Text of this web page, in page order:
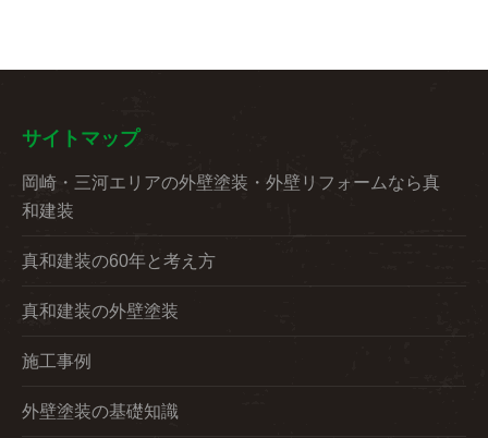
サイトマップ
岡崎・三河エリアの外壁塗装・外壁リフォームなら真
和建装
真和建装の60年と考え方
真和建装の外壁塗装
施工事例
外壁塗装の基礎知識